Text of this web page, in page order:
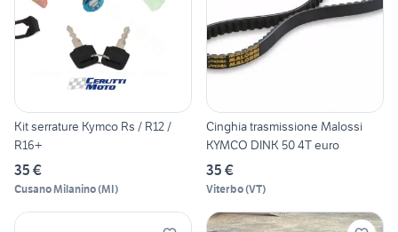
Kit serrature Kymco Rs / R12 /
R16+
35 €
Cusano Milanino(MI)
Cinghia trasmissione Malossi
KYMCO DINK 50 4T euro
35 €
Viterbo(VT)